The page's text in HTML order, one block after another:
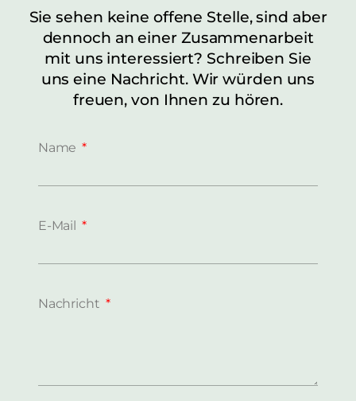
Sie sehen keine offene Stelle, sind aber
dennoch an einer Zusammenarbeit
mit uns interessiert? Schreiben Sie
uns eine Nachricht. Wir würden uns
freuen, von Ihnen zu hören.
Name
E-Mail
Nachricht